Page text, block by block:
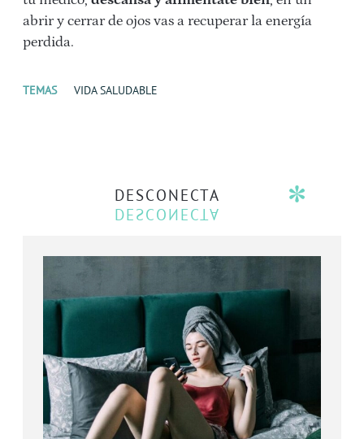
abrir y cerrar de ojos vas a recuperar la energía
perdida.
TEMAS VIDA SALUDABLE
DESCONECTA